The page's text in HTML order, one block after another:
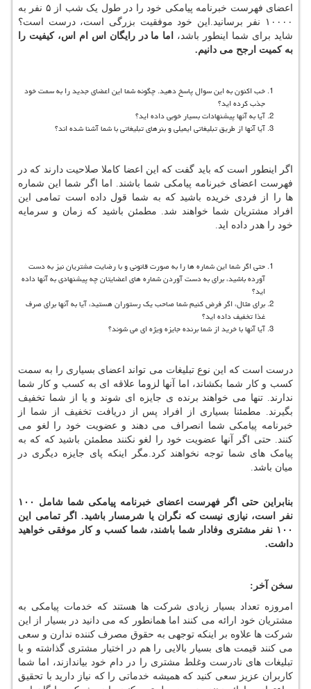
اعضای فهرست خبرنامه پیامکی خود را در طول یک شب از ۵ نفر به
۱۰۰۰۰ نفر برسانید.این خود موفقیت بزرگی است، درست است؟
شاید برای شما اینطور باشد،
اما ما در رایگان اس ام اس، کیفیت را
به کمیت ارجح می دانیم.
خب اکنون به این سوال پاسخ دهید. چگونه شما این اعضای جدید را به سمت خود
جذب کرده اید؟
آیا به آنها پیشنهادات بسیار خوبی داده اید؟
آیا آنها از طریق تبلیغاتی ایمیلی و بنرهای تبلیغاتی با شما آشنا شده اند؟
اگر اینطور است که باید گفت که این اعضا کاملا صلاحیت دارند که در
فهرست اعضای خبرنامه پیامکی شما باشند. اما اگر شما این شماره
ها را از فردی خریده باشید که به شما قول داده است تمامی این
افراد مشتریان شما خواهند شد. مطمئن باشید که زمان و سرمایه
خود را هدر داده اید.
حتی اگر شما این شماره ها را به صورت قانونی و با رضایت مشتریان نیز به دست
آورده باشید، برای به دست آوردن شماره های اعضایتان چه پیشنهادی به آنها داده
اید؟
برای مثال، اگر فرض کنیم شما صاحب یک رستوران هستید، آیا به آنها برای صرف
غذا تخفیف داده اید؟
آیا آنها با خرید از شما برنده جایزه ویژه ای می شوند؟
درست است که این نوع تبلیغات می تواند اعضای بسیاری را به سمت
کسب و کار شما بکشاند، اما آنها لزوما علاقه ای به کسب و کار شما
ندارند. تنها می خواهند برنده ی جایزه ای شوند و یا از شما تخفیف
بگیرند. مطمئنا بسیاری از افراد پس از دریافت تخفیف از شما از
خبرنامه پیامکی شما انصراف می دهند و عضویت خود را لغو می
کنند. حتی اگر آنها عضویت خود را لغو نکنند مطمئن باشید که که به
پیامک های شما توجه نخواهند کرد.مگر اینکه پای جایزه دیگری در
میان باشد.
بنابراین حتی اگر فهرست اعضای خبرنامه پیامکی شما شامل
۱۰۰
نفر است، نیازی نیست که نگران یا شرمسار باشید. اگر تمامی این
۱۰۰ نفر مشتری وفادار شما باشند، شما کسب و کار موفقی خواهید
داشت.
سخن آخر:
امروزه تعداد بسیار زیادی شرکت ها هستند که خدمات پیامکی به
مشتریان خود ارائه می کنند اما همانطور که می دانید در بسیار از این
شرکت ها علاوه بر اینکه توجهی به حقوق مصرف کننده ندارن و سعی
می کنند قیمت های بسیار بالایی را هم در اختیار مشتری گذاشته و با
تبلیغات های نادرست وغلط مشتری را در دام خود بیاندازند، اما شما
کاربران عزیز سعی کنید که همیشه خدماتی را که نیاز دارید با تحقیق